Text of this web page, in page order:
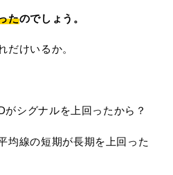
たのでしょう。
だけいるか。
シグナルを上回ったから？
均線の短期が長期を上回った